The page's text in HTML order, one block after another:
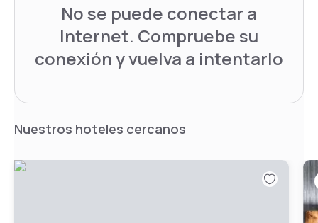
No se puede conectar a
Internet. Compruebe su
conexión y vuelva a intentarlo
Nuestros hoteles cercanos